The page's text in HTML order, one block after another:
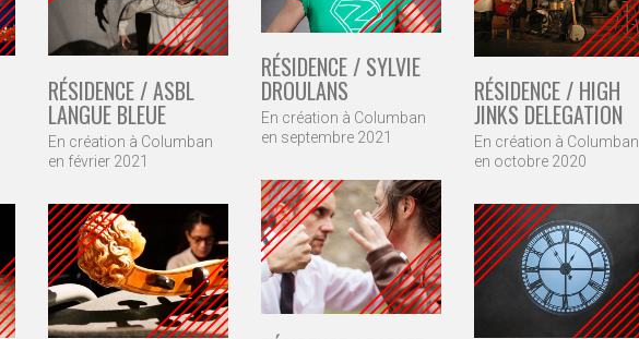
RÉSIDENCE / SYLVIE
DROULANS
En création à Columban
en septembre 2021
RÉSIDENCE / ASBL
LANGUE BLEUE
En création à Columban
en février 2021
RÉSIDENCE / HIGH
JINKS DELEGATION
En création à Columban
en octobre 2020